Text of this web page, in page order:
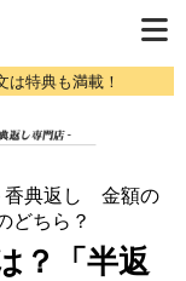
特典も満載！
香典返し 金額の
どちら？
？「半返